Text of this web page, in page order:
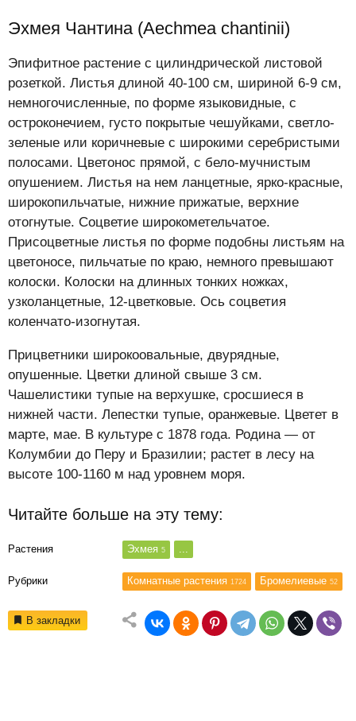
Эхмея Чантина (Aechmea chantinii)
Эпифитное растение с цилиндрической листовой
розеткой. Листья длиной 40-100 см, шириной 6-9 см,
немногочисленные, по форме языковидные, с
остроконечием, густо покрытые чешуйками, светло-
зеленые или коричневые с широкими серебристыми
полосами. Цветонос прямой, с бело-мучнистым
опушением. Листья на нем ланцетные, ярко-красные,
широкопильчатые, нижние прижатые, верхние
отогнутые. Соцветие широкометельчатое.
Присоцветные листья по форме подобны листьям на
цветоносе, пильчатые по краю, немного превышают
колоски. Колоски на длинных тонких ножках,
узколанцетные, 12-цветковые. Ось соцветия
коленчато-изогнутая.
Прицветники широкоовальные, двурядные,
опушенные. Цветки длиной свыше 3 см.
Чашелистики тупые на верхушке, сросшиеся в
нижней части. Лепестки тупые, оранжевые. Цветет в
марте, мае. В культуре с 1878 года. Родина — от
Колумбии до Перу и Бразилии; растет в лесу на
высоте 100-1160 м над уровнем моря.
Читайте больше на эту тему:
Растения Эхмея 5 ...
Рубрики Комнатные растения 1724 Бромелиевые 52
В закладки